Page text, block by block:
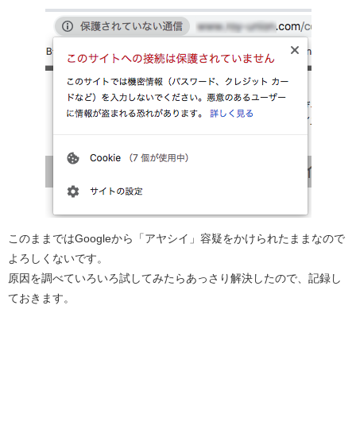
このままではGoogleから「アヤシイ」容疑をかけられたままなので
よろしくないです。
原因を調べていろいろ試してみたらあっさり解決したので、記録し
ておきます。